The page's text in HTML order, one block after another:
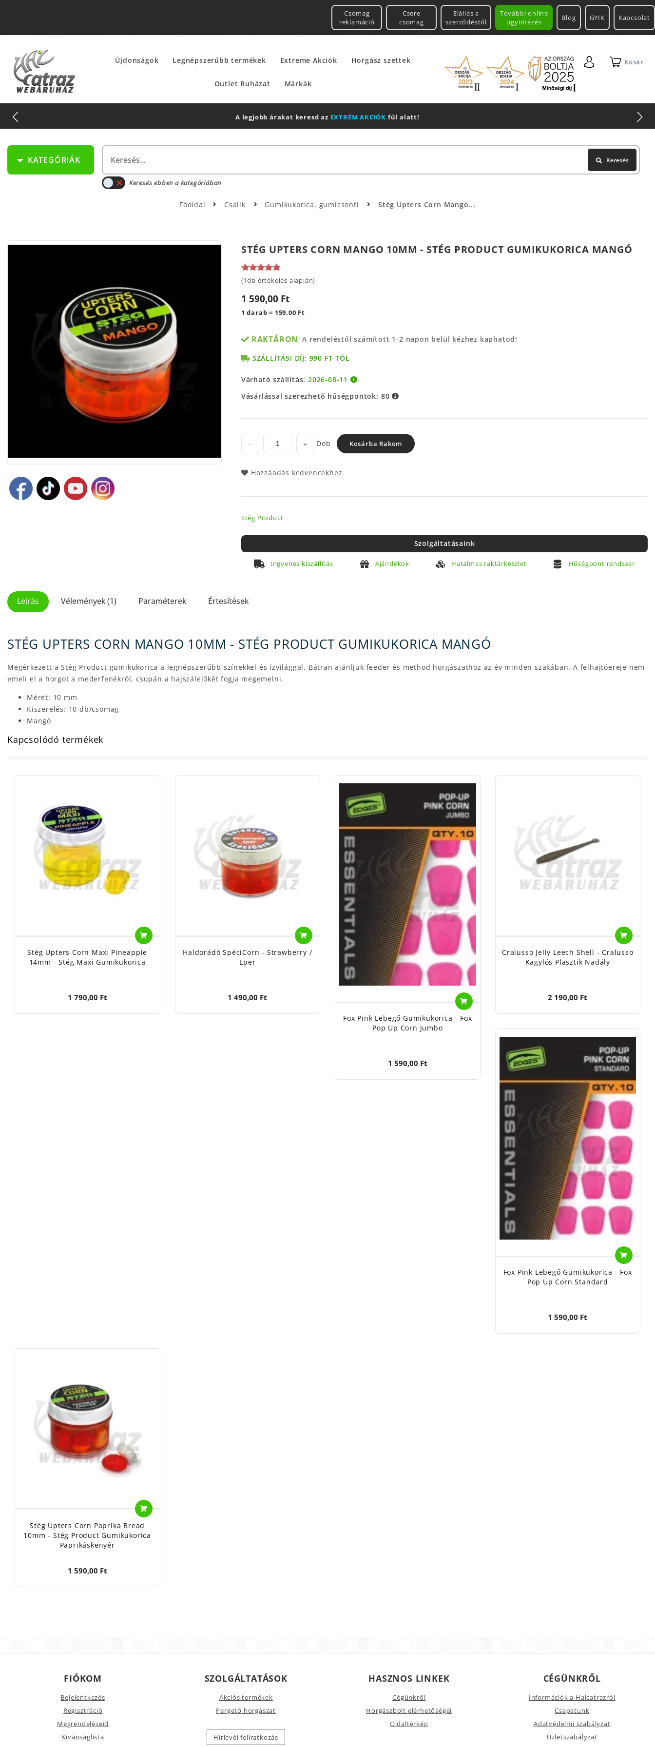
További online
ügyintézés
Csomag
reklamáció
Csere
csomag
Elállás a
szerződéstől
Blog GYIK Kapcsolat
Újdonságok Legnépszerűbb termékek Extreme Akciók Horgász szettek
Outlet Ruházat Márkák
Kosár
A legjobb árakat keresd az EXTRÉM AKCIÓK fül alatt!
KATEGÓRIÁK Keresés
Keresés ebben a kategóriában
Főoldal Csalik Gumikukorica, gumicsonti Stég Upters Corn Mango...
STÉG UPTERS CORN MANGO 10MM - STÉG PRODUCT GUMIKUKORICA MANGÓ
(1db értékelés alapján)
1 590,00 Ft
1 darab = 159,00 Ft
RAKTÁRON A rendeléstől számított 1-2 napon belül kézhez kaphatod!
SZÁLLÍTÁSI DÍJ: 990 FT-TÓL
Várható szállítás:2026-08-11
Vásárlással szerezhető hűségpontok: 80
- + Dob Kosárba Rakom
Hozzáadás kedvencekhez
Stég Product
Szolgáltatásaink
Ingyenes kiszállítás Ajándékok Hatalmas raktárkészlet Hűségpont rendszer
Leírás Vélemények (1) Paraméterek Értesítések
STÉG UPTERS CORN MANGO 10MM - STÉG PRODUCT GUMIKUKORICA MANGÓ
Megérkezett a Stég Product gumikukorica a legnépszerűbb színekkel és ízvilággal. Bátran ajánljuk feeder és method horgászathoz az év minden szakában. A felhajtóereje nem
emeli el a horgot a mederfenékről, csupán a hajszálelőkét fogja megemelni.
Méret: 10 mm
Kiszerelés: 10 db/csomag
Mangó
Kapcsolódó termékek
Stég Upters Corn Maxi Pineapple
14mm - Stég Maxi Gumikukorica
1 790,00 Ft
Haldorádó SpéciCorn - Strawberry /
Eper
1 490,00 Ft
Fox Pink Lebegő Gumikukorica - Fox
Pop Up Corn Jumbo
1 590,00 Ft
Cralusso Jelly Leech Shell - Cralusso
Kagylós Plasztik Nadály
2 190,00 Ft
Fox Pink Lebegő Gumikukorica - Fox
Pop Up Corn Standard
1 590,00 Ft
Stég Upters Corn Paprika Bread
10mm - Stég Product Gumikukorica
Paprikáskenyér
1 590,00 Ft
FIÓKOM
Bejelentkezés
Regisztráció
Megrendeléseid
Kívánságlista
SZOLGÁLTATÁSOK
Akciós termékek
Pergető horgászat
Hírlevél feliratkozás
HASZNOS LINKEK
Cégünkről
Horgászbolt elérhetőségei
Oldaltérkép
CÉGÜNKRŐL
Információk a Halcatrazról
Csapatunk
Adatvédelmi szabályzat
Üzletszabályzat